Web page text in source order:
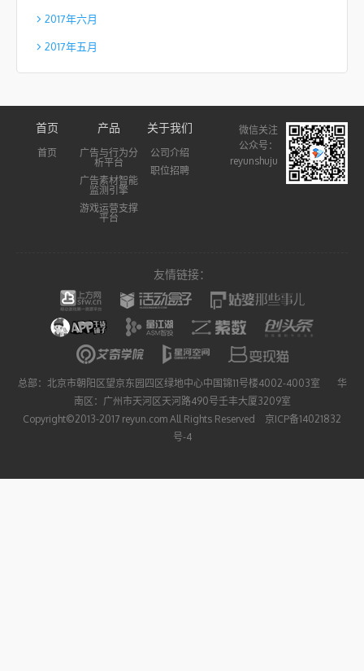
2017年六月
2017年五月
首页
首页
产品
广告与行为分
析平台
广告素材智能
监测引擎
游戏运营支撑
平台
关于我们
公司介绍
职位招聘
微信关注
公众号：
reyunshuju
友情链接：
总部：北京市朝阳区望京东园四区绿地中心中国锦11号楼4002-4003室 华
南区：广州市天河区天河路490号壬丰大厦3209室
Copyright©2013-2017 reyun.com All Rights Reserved 京ICP备14021832
号-4